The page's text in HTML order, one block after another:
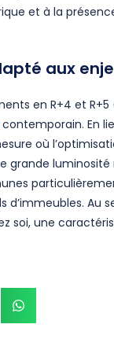
et à la
aux
en R+4 et
contemporain. En
où
grande
d’immeubles.
soi, une